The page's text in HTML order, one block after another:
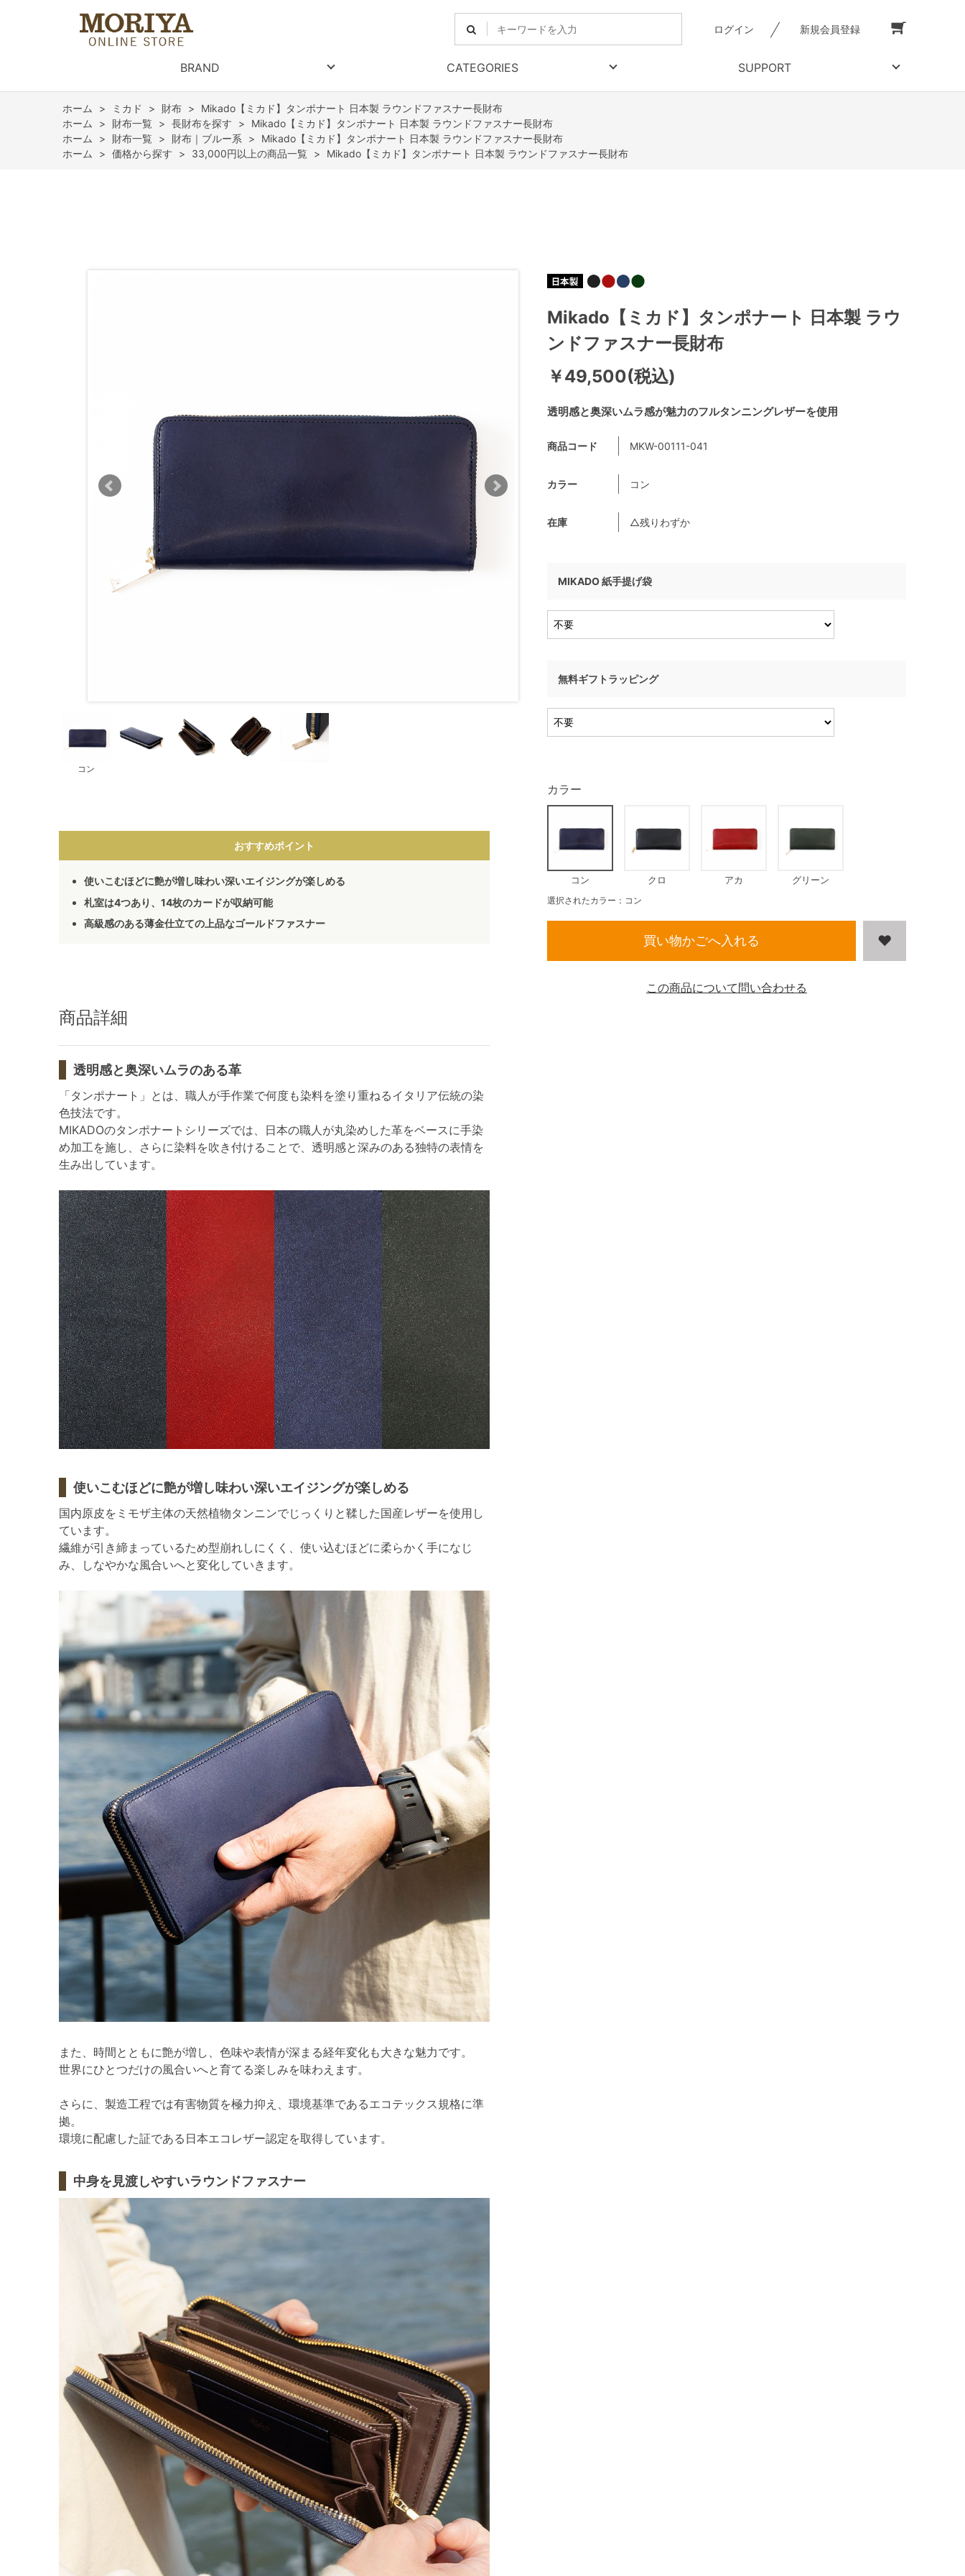
ログイン 新規会員登録
BRAND CATEGORIES SUPPORT
ホーム > ミカド > 財布 >
Mikado【ミカド】タンポナート 日本製 ラウンドファスナー長財布
ホーム
> 財布一覧 > 長財布を探す >
Mikado【ミカド】タンポナート 日本製 ラウンドファスナー長財布
ホーム
> 財布一覧 > 財布｜ブルー系 >
Mikado【ミカド】タンポナート 日本製 ラウンドファスナー長財布
ホーム
> 価格から探す > 33,000円以上の商品一覧 > Mikado【ミカド】タンポナート 日本製 ラウンドファスナー長財布
コン
おすすめポイント
使いこむほどに艶が増し味わい深いエイジングが楽しめる
札室は4つあり、14枚のカードが収納可能
高級感のある薄金仕立ての上品なゴールドファスナー
商品詳細
透明感と奥深いムラのある革
「タンポナート」とは、職人が手作業で何度も染料を塗り重ねるイタリア伝統の染
色技法です。
MIKADOのタンポナートシリーズでは、日本の職人が丸染めした革をベースに手染
め加工を施し、さらに染料を吹き付けることで、透明感と深みのある独特の表情を
生み出しています。
使いこむほどに艶が増し味わい深いエイジングが楽しめる
国内原皮をミモザ主体の天然植物タンニンでじっくりと鞣した国産レザーを使用し
ています。
繊維が引き締まっているため型崩れしにくく、使い込むほどに柔らかく手になじ
み、しなやかな風合いへと変化していきます。
また、時間とともに艶が増し、色味や表情が深まる経年変化も大きな魅力です。
世界にひとつだけの風合いへと育てる楽しみを味わえます。
さらに、製造工程では有害物質を極力抑え、環境基準であるエコテックス規格に準
拠。
環境に配慮した証である日本エコレザー認定を取得しています。
中身を見渡しやすいラウンドファスナー
透明感と奥深いムラ感が魅力のフルタンニングレザーを使用
Mikado【ミカド】タンポナート 日本製 ラウ
ンドファスナー長財布
￥49,500(税込)
商品コード MKW-00111-041
カラー コン
在庫 △残りわずか
MIKADO 紙手提げ袋
無料ギフトラッピング
カラー
コン クロ アカ グリーン
選択されたカラー：コン
買い物かごへ入れる
この商品について問い合わせる